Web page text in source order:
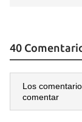
40
Los
comentar